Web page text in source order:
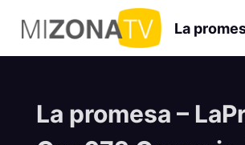
S
a
l
La
La promesa –